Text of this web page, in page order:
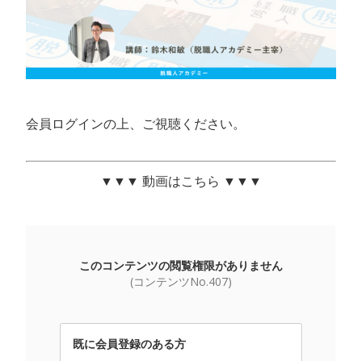
会員ログインの上、ご視聴ください。
▼▼▼ 動画はこちら ▼▼▼